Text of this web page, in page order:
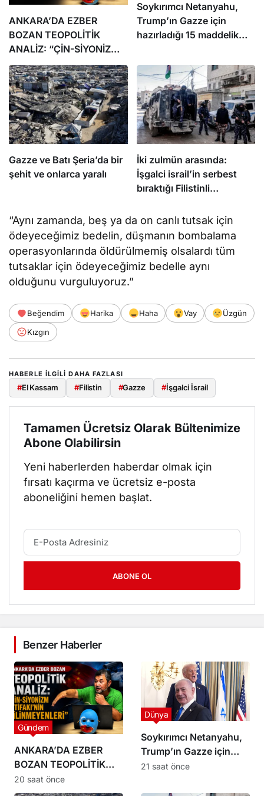
ANKARA’DA EZBER
BOZAN TEOPOLİTİK
ANALİZ: “ÇİN-SİYONİZM
İTTİFAKI’NİN
BİLİNMEYENLERİ”
Soykırımcı Netanyahu,
Trump’ın Gazze için
hazırladığı 15 maddelik
söyledi
Gazze ve Batı Şeria’da bir
şehit ve onlarca yaralı
İki zulmün arasında:
İşgalci israil’in serbest
bıraktığı Filistinli
yönetimi gözaltına aldı
“Aynı zamanda, beş ya da on canlı tutsak için
ödeyeceğimiz bedelin, düşmanın bombalama
operasyonlarında öldürülmemiş olsalardı tüm
tutsaklar için ödeyeceğimiz bedelle aynı
olduğunu vurguluyoruz.”
Beğendim Harika Haha Vay
Üzgün
Kızgın
HABERLE ILGILI DAHA FAZLASI
#El Kassam #Filistin #Gazze #İşgalci İsrail
Tamamen Ücretsiz Olarak Bültenimize
Abone Olabilirsin
Yeni haberlerden haberdar olmak için
fırsatı kaçırma ve ücretsiz e-posta
aboneliğini hemen başlat.
ABONE OL
Benzer Haberler
ANKARA’DA EZBER
BOZAN TEOPOLİTİK
ANALİZ: “ÇİN-
SİYONİZM İTTİFAKI’NİN
Gündem
20 saat önce
Soykırımcı Netanyahu,
Trump’ın Gazze için
hazırladığı 15 maddelik
Dünya
21 saat önce